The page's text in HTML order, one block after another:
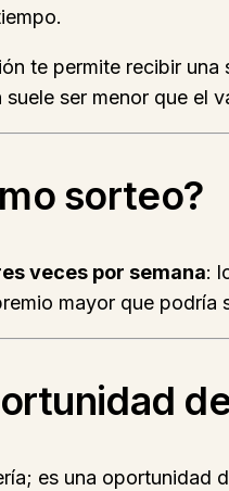
te permite recibir
ser menor que el
sorteo?
veces por semana:
mayor que podría
es una oportunidad